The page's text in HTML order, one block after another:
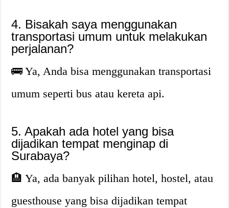
4. Bisakah saya menggunakan
transportasi umum untuk melakukan
perjalanan?
🚌 Ya, Anda bisa menggunakan transportasi
umum seperti bus atau kereta api.
5. Apakah ada hotel yang bisa
dijadikan tempat menginap di
Surabaya?
🏨 Ya, ada banyak pilihan hotel, hostel, atau
guesthouse yang bisa dijadikan tempat